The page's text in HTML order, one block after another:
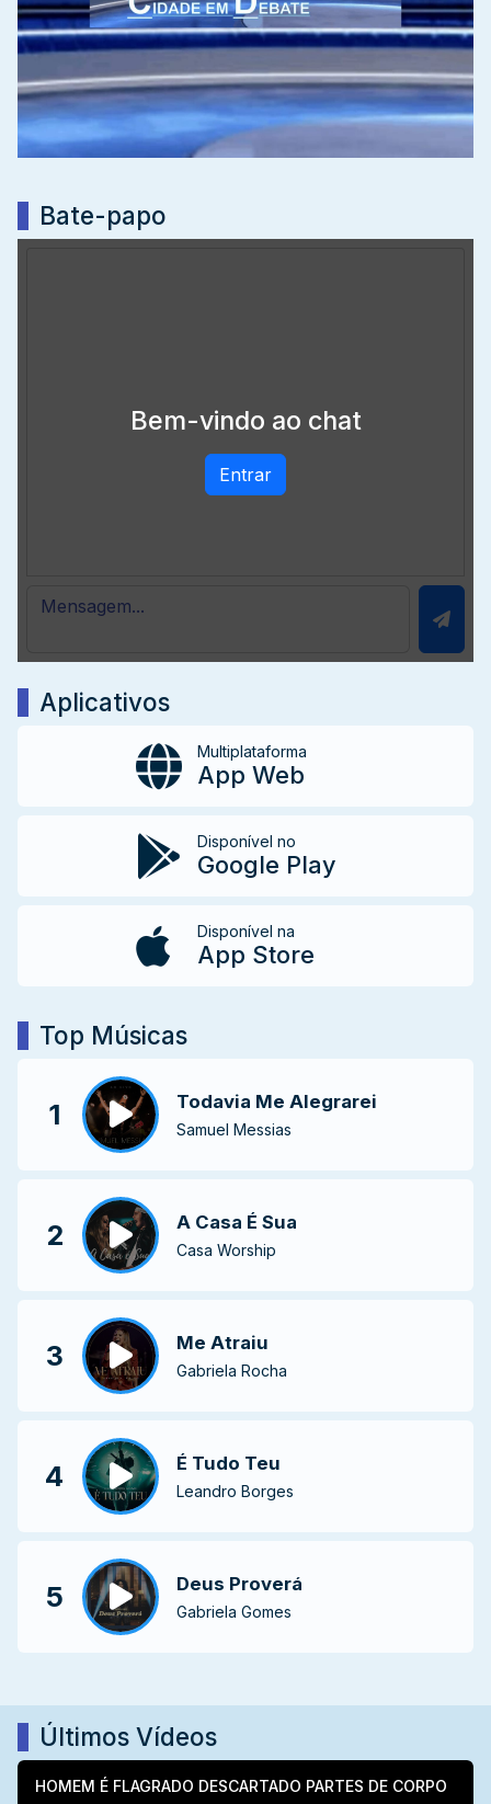
Bate-papo
Bem-vindo ao chat
Entrar
Aplicativos
Multiplataforma
App Web
Disponível no
Google Play
Disponível na
App Store
Top Músicas
1 Todavia Me Alegrarei
Samuel Messias
2 A Casa É Sua
Casa Worship
3 Me Atraiu
Gabriela Rocha
4 É Tudo Teu
Leandro Borges
5 Deus Proverá
Gabriela Gomes
Últimos Vídeos
HOMEM É FLAGRADO DESCARTADO PARTES DE CORPO